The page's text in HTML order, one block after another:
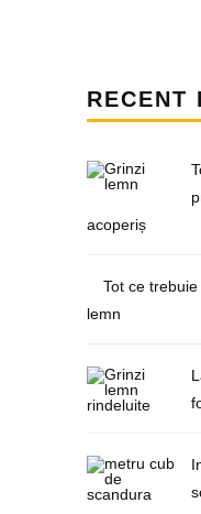
RECENT
acoperiș
Tot ce
lemn